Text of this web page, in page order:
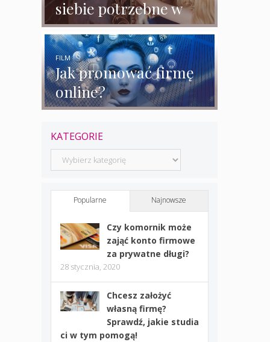
siebie potrzebne w
biznesie?
Jak promować firmę
online?
FILM
KATEGORIE
Kategorie
Popularne Najnowsze
Czy komornik może
zająć konto firmowe
za prywatne długi?
28 stycznia, 2020
Chcesz założyć
własną firmę?
Sprawdź, jakie studia
ci w tym pomogą!